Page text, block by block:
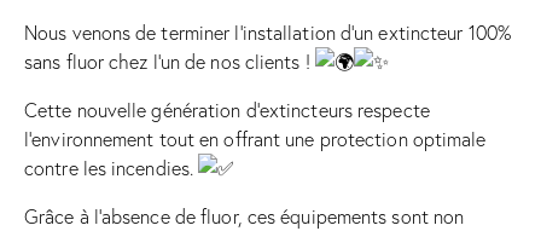
Nous venons de terminer l’installation d’un extincteur 100%
sans fluor chez l’un de nos clients !
Cette nouvelle génération d’extincteurs respecte
l’environnement tout en offrant une protection optimale
contre les incendies.
Grâce à l’absence de fluor, ces équipements sont non